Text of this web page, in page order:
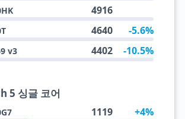
4916
4640 -5.6%
v3 4402 -10.5%
5 싱글 코어
1119 +4%